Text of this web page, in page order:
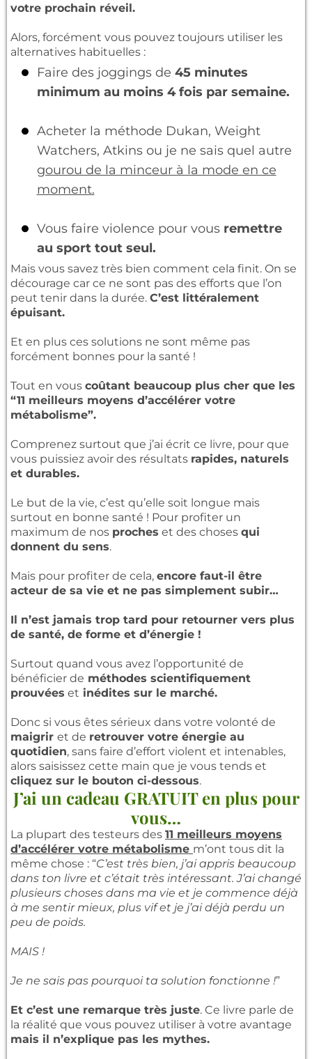
votre prochain réveil.
Alors, forcément vous pouvez toujours utiliser les
alternatives habituelles :
Faire des joggings de 45 minutes
minimum au moins 4 fois par semaine.
Acheter la méthode Dukan, Weight
Watchers, Atkins ou je ne sais quel autre
gourou de la minceur à la mode en ce
moment.
Vous faire violence pour vous remettre
au sport tout seul.
Mais vous savez très bien comment cela finit. On se
décourage car ce ne sont pas des efforts que l’on
peut tenir dans la durée. C’est littéralement
épuisant.
Et en plus ces solutions ne sont même pas
forcément bonnes pour la santé !
Tout en vous coûtant beaucoup plus cher que les
“11 meilleurs moyens d’accélérer votre
métabolisme”.
Comprenez surtout que j’ai écrit ce livre, pour que
vous puissiez avoir des résultats rapides, naturels
et durables.
Le but de la vie, c’est qu’elle soit longue mais
surtout en bonne santé ! Pour profiter un
maximum de nos proches et des choses qui
donnent du sens.
Mais pour profiter de cela, encore faut-il être
acteur de sa vie et ne pas simplement subir…
Il n’est jamais trop tard pour retourner vers plus
de santé, de forme et d’énergie !
Surtout quand vous avez l’opportunité de
bénéficier de méthodes scientifiquement
prouvées et inédites sur le marché.
Donc si vous êtes sérieux dans votre volonté de
maigrir et de retrouver votre énergie au
quotidien, sans faire d’effort violent et intenables,
alors saisissez cette main que je vous tends et
cliquez sur le bouton ci-dessous.
J’ai un cadeau GRATUIT en plus pour
vous…
La plupart des testeurs des 11 meilleurs moyens
d’accélérer votre métabolisme m’ont tous dit la
même chose : “C’est très bien, j’ai appris beaucoup
dans ton livre et c’était très intéressant. J’ai changé
plusieurs choses dans ma vie et je commence déjà
à me sentir mieux, plus vif et je j’ai déjà perdu un
peu de poids.
MAIS !
Je ne sais pas pourquoi ta solution fonctionne !”
Et c’est une remarque très juste. Ce livre parle de
la réalité que vous pouvez utiliser à votre avantage
mais il n’explique pas les mythes.